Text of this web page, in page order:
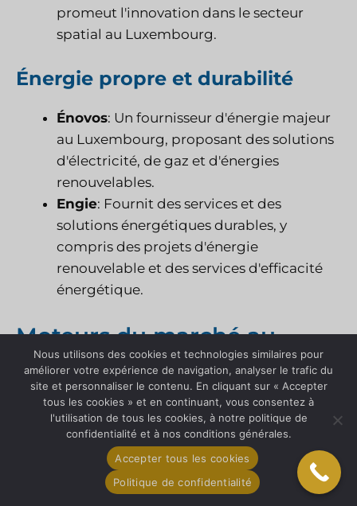
promeut l'innovation dans le secteur
spatial au Luxembourg.
Énergie propre et durabilité
Énovos: Un fournisseur d'énergie majeur
au Luxembourg, proposant des solutions
d'électricité, de gaz et d'énergies
renouvelables.
Engie: Fournit des services et des
solutions énergétiques durables, y
compris des projets d'énergie
renouvelable et des services d'efficacité
énergétique.
Moteurs du marché au
Luxembourg
Comprendre les moteurs du marché est
essentiel pour identifier les facteurs qui
stimulent la croissance économique et les
opportunités commerciales du Luxembourg.
Voici les principaux moteurs du marché qui
Nous utilisons des cookies et technologies similaires pour
améliorer votre expérience de navigation, analyser le trafic du
site et personnaliser le contenu. En cliquant sur « Accepter
tous les cookies » et en continuant, vous consentez à
l'utilisation de tous les cookies, à notre politique de
confidentialité et à nos conditions générales.
Accepter tous les cookies
Politique de confidentialité